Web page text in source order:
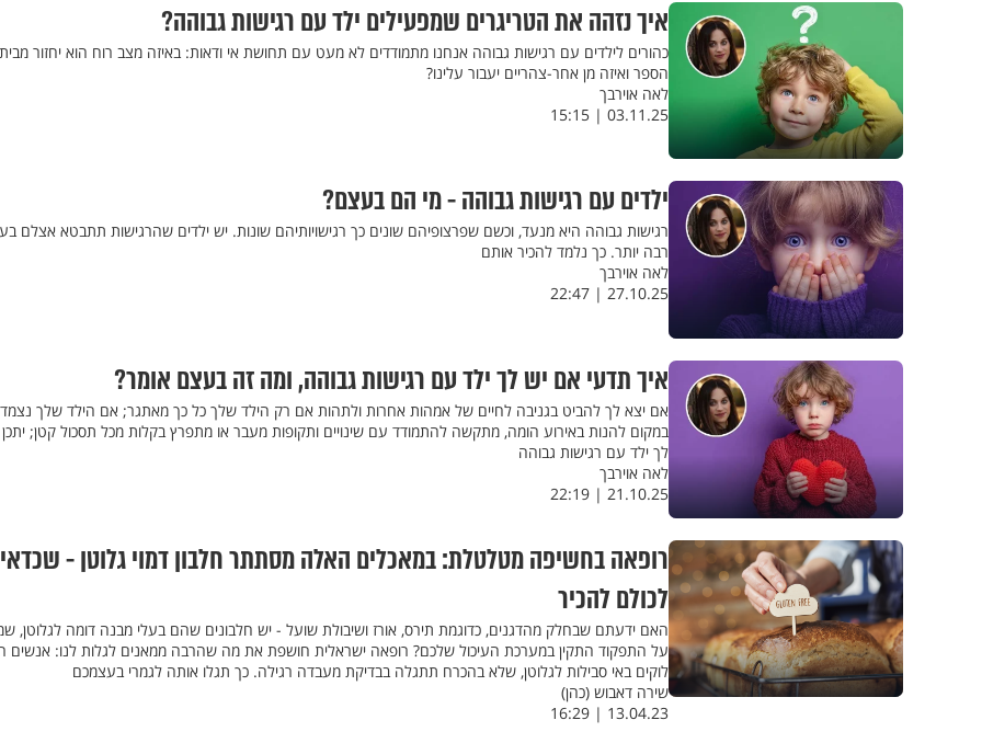
איך נזהה את הטריגרים שמפעילים ילד עם רגישות גבוהה?
כהורים לילדים עם רגישות גבוהה אנחנו מתמודדים לא מעט עם תחושת אי ודאות: באיזה מצב רוח הוא יחזור מבית
הספר ואיזה מן אחר-צהריים יעבור עלינו?
לאה אוירבך
03.11.25 | 15:15
ילדים עם רגישות גבוהה - מי הם בעצם?
רגישות גבוהה היא מנעד, וכשם שפרצופיהם שונים כך רגישויותיהם שונות. יש ילדים שהרגישות תתבטא אצלם
רבה יותר. כך נלמד להכיר אותם
לאה אוירבך
27.10.25 | 22:47
איך תדעי אם יש לך ילד עם רגישות גבוהה, ומה זה בעצם אומר?
אם יצא לך להביט בגניבה לחיים של אמהות אחרות ולתהות אם רק הילד שלך כל כך מאתגר; אם הילד שלך נצמד
במקום להנות באירוע הומה, מתקשה להתמודד עם שינויים ותקופות מעבר או מתפרץ בקלות מכל תסכול קטן;
לך ילד עם רגישות גבוהה
לאה אוירבך
21.10.25 | 22:19
רופאה בחשיפה מטלטלת: במאכלים האלה מסתתר חלבון דמוי גלוטן - שכדאי
לכולם להכיר
האם ידעתם שבחלק מהדגנים, כדוגמת תירס, אורז ושיבולת שועל - יש חלבונים שהם בעלי מבנה דומה לגלוטן,
על התפקוד התקין במערכת העיכול שלכם? רופאה ישראלית חושפת את מה שהרבה ממאנים לגלות לנו: אנשים
לוקים באי סבילות לגלוטן, שלא בהכרח תתגלה בבדיקת מעבדה רגילה. כך תגלו אותה לגמרי בעצמכם
שירה דאבוש (כהן)
13.04.23 | 16:29